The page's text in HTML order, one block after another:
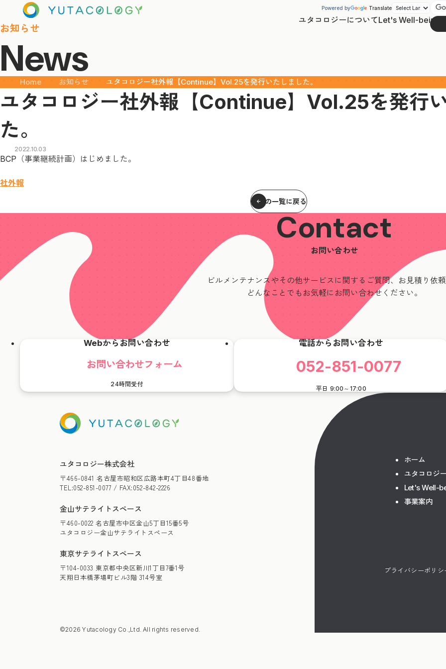
Powered by Translate
ユタコロジーについてLet's Well-being
お知らせ
News
Home お知らせ ユタコロジー社外報【Continue】Vol.25を発行いたしました。
ユタコロジー社外報【Continue】Vol.25を発行
た。
2022.10.03
BCP（事業継続計画）はじめました。
社外報
記事の一覧に戻る
Contact
お問い合わせ
ビルメンテナンスやその他サービスに関するご質問、
お見積り依
どんなことでも お気軽にお問い合わせください。
Webからお問い合わせ
お問い合わせフォーム
24時間受付
電話からお問い合わせ
052-851-0077
平日 9:00～17:00
ユタコロジー株式会社
〒466-0841 名古屋市昭和区広路本町4丁目48番地
TEL:052-851-0077 / FAX:052-842-2226
金山サテライトスペース
〒460-0022 名古屋市中区金山5丁目15番5号
ユタコロジー金山サテライトスペース
東京サテライトスペース
〒104-0033 東京都中央区新川1丁目7番1号
天翔日本橋茅場町ビル3階 314号室
©2026 Yutacology Co.,Ltd. All rights reserved.
ホーム
ユタコロジ
Let's Well-
事業案内
プライバシーポリシ